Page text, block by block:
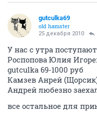
gutculka69
old hamster
25 декабря 2010
У нас с утра
Роспопова Юлия
gutculka 69-1000 руб
Камзев Анрей
Андрей любезно
все остальное для